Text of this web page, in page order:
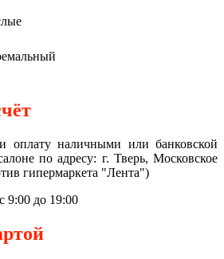
оплату наличными или банковской
по адресу: г. Тверь, Московское
гипермаркета "Лента")
9:00 до 19:00